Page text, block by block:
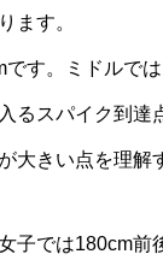
ます。
す。ミドルで
るスパイク到
大きい点を理解
子では180cm前